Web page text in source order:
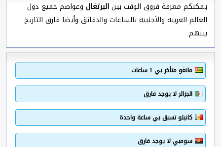
يمكنكم معرفة فروق الوقت بينالبرتغال وعواصم جميع دول
العالم العربية والأجنبية بالساعات والدقائق وأيضا فارق التاريخ
بينهم.
مانغو متأخر بي 1 ساعات
الجزائر لا يوجد فارق
كانيلو تسبق بي ساعة واحدة
سومبي لا يوجد فارق